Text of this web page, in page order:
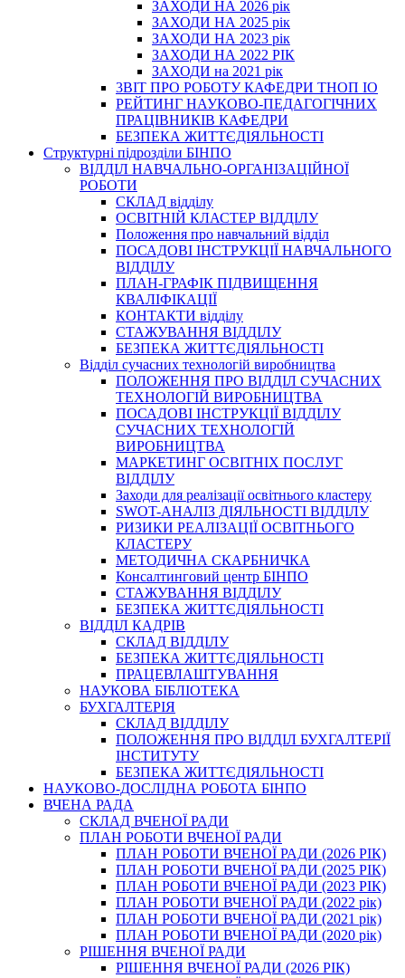
ЗАХОДИ НА 2026 рік
ЗАХОДИ НА 2025 рік
ЗАХОДИ НА 2023 рік
ЗАХОДИ НА 2022 РІК
ЗАХОДИ на 2021 рік
3BIT ПРО РОБОТУ КАФЕДРИ ТНОП ІО
РЕЙТИНГ НАУКОВО-ПЕДАГОГІЧНИХ
ПРАЦІВНИКІВ КАФЕДРИ
БЕЗПЕКА ЖИТТЄДІЯЛЬНОСТІ
Структурні підрозділи БІНПО
ВІДДІЛ НАВЧАЛЬНО-ОРГАНІЗАЦІЙНОЇ
РОБОТИ
СКЛАД відділу
ОСВІТНІЙ КЛАСТЕР ВІДДІЛУ
Положення про навчальний вiддiл
ПОСАДОВІ ІНСТРУКЦІЇ НАВЧАЛЬНОГО
ВІДДІЛУ
ПЛАН-ГРАФІК ПІДВИЩЕННЯ
КВАЛІФІКАЦІЇ
КОНТАКТИ відділу
СТАЖУВАННЯ ВІДДІЛУ
БЕЗПЕКА ЖИТТЄДІЯЛЬНОСТІ
Відділ сучасних технологій виробництва
ПОЛОЖЕННЯ ПРО ВІДДІЛ СУЧАСНИХ
ТЕХНОЛОГІЙ ВИРОБНИЦТВА
ПОСАДОВІ ІНСТРУКЦІЇ ВІДДІЛУ
СУЧАСНИХ ТЕХНОЛОГІЙ
ВИРОБНИЦТВА
МАРКЕТИНГ ОСВІТНІХ ПОСЛУГ
ВІДДІЛУ
Заходи для реалізації освітнього кластеру
SWOT-АНАЛІЗ ДІЯЛЬНОСТІ ВІДДІЛУ
РИЗИКИ РЕАЛІЗАЦІЇ ОСВІТНЬОГО
КЛАСТЕРУ
МЕТОДИЧНА СКАРБНИЧКА
Консалтинговий центр БІНПО
СТАЖУВАННЯ ВІДДІЛУ
БЕЗПЕКА ЖИТТЄДІЯЛЬНОСТІ
ВІДДІЛ КАДРІВ
СКЛАД ВІДДІЛУ
БЕЗПЕКА ЖИТТЄДІЯЛЬНОСТІ
ПРАЦЕВЛАШТУВАННЯ
НАУКОВА БІБЛІОТЕКА
БУХГАЛТЕРІЯ
СКЛАД ВІДДІЛУ
ПОЛОЖЕННЯ ПРО ВІДДІЛ БУХГАЛТЕРІЇ
ІНСТИТУТУ
БЕЗПЕКА ЖИТТЄДІЯЛЬНОСТІ
НАУКОВО-ДОСЛІДНА РОБОТА БІНПО
ВЧЕНА РАДА
СКЛАД ВЧЕНОЇ РАДИ
ПЛАН РОБОТИ ВЧЕНОЇ РАДИ
ПЛАН РОБОТИ ВЧЕНОЇ РАДИ (2026 РІК)
ПЛАН РОБОТИ ВЧЕНОЇ РАДИ (2025 РІК)
ПЛАН РОБОТИ ВЧЕНОЇ РАДИ (2023 РІК)
ПЛАН РОБОТИ ВЧЕНОЇ РАДИ (2022 рік)
ПЛАН РОБОТИ ВЧЕНОЇ РАДИ (2021 рік)
ПЛАН РОБОТИ ВЧЕНОЇ РАДИ (2020 рік)
РІШЕННЯ ВЧЕНОЇ РАДИ
РІШЕННЯ ВЧЕНОЇ РАДИ (2026 РІК)